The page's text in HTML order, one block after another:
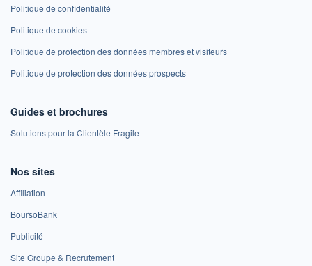
Politique de confidentialité
Politique de cookies
Politique de protection des données membres et visiteurs
Politique de protection des données prospects
Guides et brochures
Solutions pour la Clientèle Fragile
Nos sites
Affiliation
BoursoBank
Publicité
Site Groupe & Recrutement